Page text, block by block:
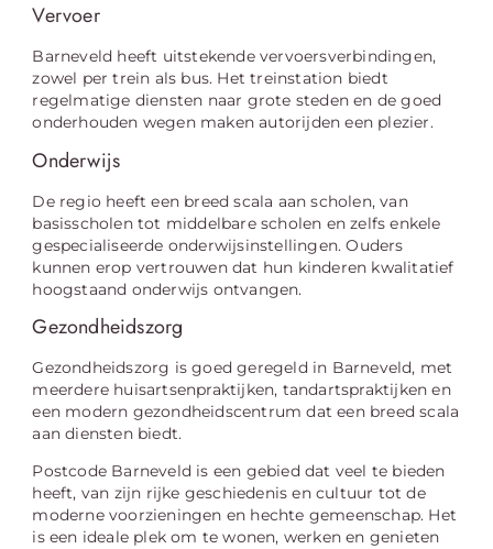
Vervoer
Barneveld heeft uitstekende vervoersverbindingen,
zowel per trein als bus. Het treinstation biedt
regelmatige diensten naar grote steden en de goed
onderhouden wegen maken autorijden een plezier.
Onderwijs
De regio heeft een breed scala aan scholen, van
basisscholen tot middelbare scholen en zelfs enkele
gespecialiseerde onderwijsinstellingen. Ouders
kunnen erop vertrouwen dat hun kinderen kwalitatief
hoogstaand onderwijs ontvangen.
Gezondheidszorg
Gezondheidszorg is goed geregeld in Barneveld, met
meerdere huisartsenpraktijken, tandartspraktijken en
een modern gezondheidscentrum dat een breed scala
aan diensten biedt.
Postcode Barneveld is een gebied dat veel te bieden
heeft, van zijn rijke geschiedenis en cultuur tot de
moderne voorzieningen en hechte gemeenschap. Het
is een ideale plek om te wonen, werken en genieten